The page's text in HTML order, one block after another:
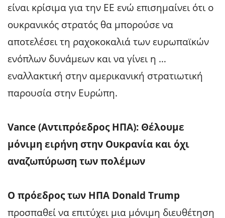
είναι κρίσιμα για την ΕΕ ενώ επισημαίνει ότι ο
ουκρανικός στρατός θα μπορούσε να
αποτελέσει τη ραχοκοκαλιά των ευρωπαϊκών
ενόπλων δυνάμεων και να γίνει η …
εναλλακτική στην αμερικανική στρατιωτική
παρουσία στην Ευρώπη.
Vance (Αντιπρόεδρος ΗΠΑ): Θέλουμε
μόνιμη ειρήνη στην Ουκρανία και όχι
αναζωπύρωση των πολέμων
Ο πρόεδρος των ΗΠΑ Donald Trump
προσπαθεί να επιτύχει μια μόνιμη διευθέτηση